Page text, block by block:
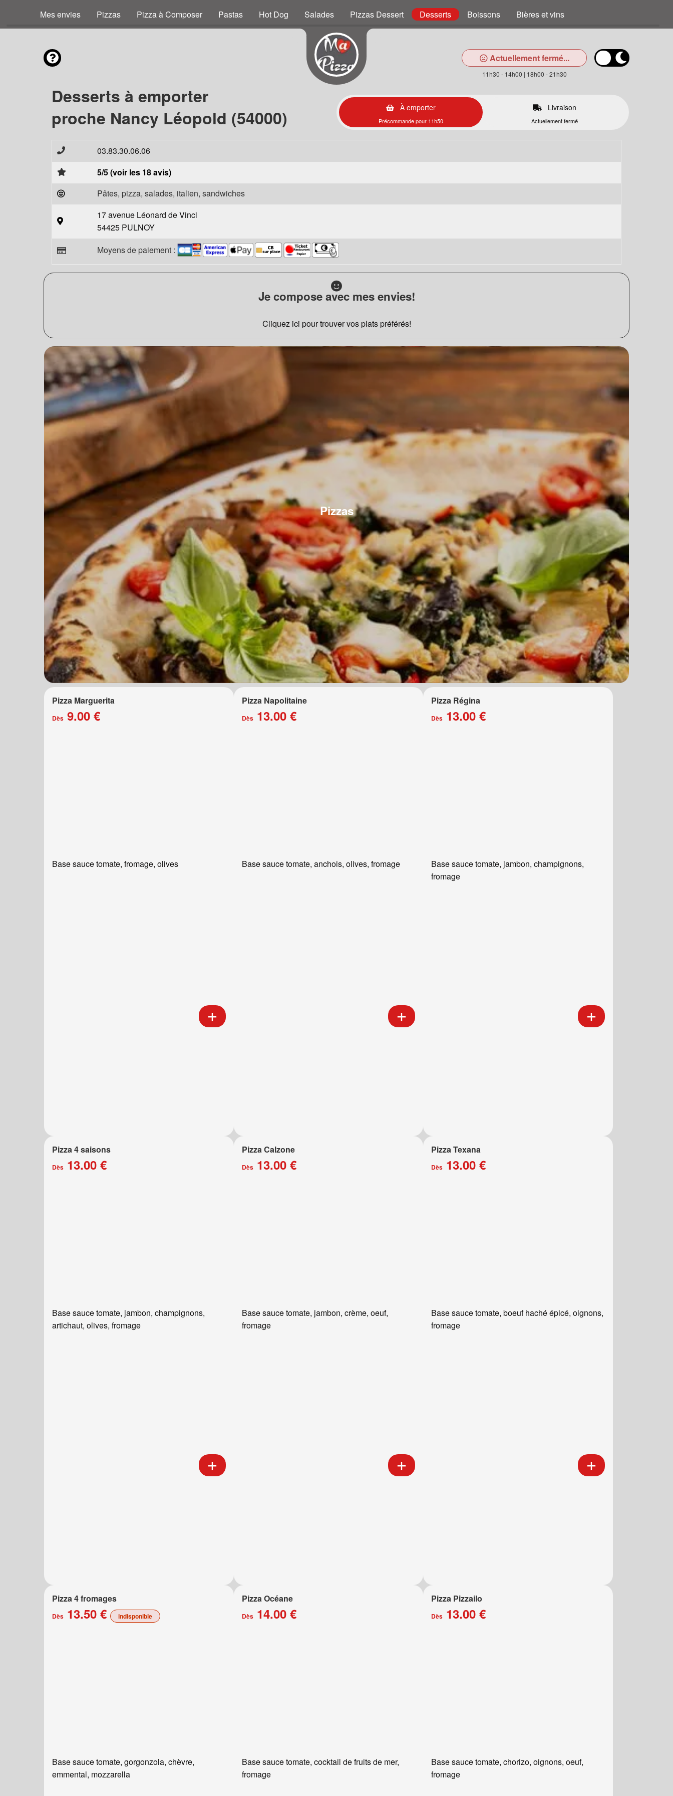
Mes envies Pizzas Pizza à Composer Pastas Hot Dog Salades Pizzas Dessert Desserts Boissons Bières et vins
Actuellement fermé...
11h30 - 14h00 | 18h00 - 21h30
Desserts à emporter
proche Nancy Léopold (54000)
À emporter
Précommande pour 11h50
Livraison
Actuellement fermé
03.83.30.06.06
5/5 (voir les 18 avis)
Pâtes, pizza, salades, italien, sandwiches
17 avenue Léonard de Vinci
54425 PULNOY
Moyens de paiement :
Je compose avec mes envies!
Cliquez ici pour trouver vos plats préférés!
Pizzas
Pizza Marguerita
Dès 9.00 €
Base sauce tomate, fromage, olives
Pizza Napolitaine
Dès13.00 €
Base sauce tomate, anchois, olives, fromage
Pizza Régina
Dès 13.00 €
Base sauce tomate, jambon, champignons,
fromage
Pizza 4 saisons
Dès 13.00 €
Base sauce tomate, jambon, champignons,
artichaut, olives, fromage
Pizza Calzone
Dès13.00 €
Base sauce tomate, jambon, crème, oeuf,
fromage
Pizza Texana
Dès 13.00 €
Base sauce tomate, boeuf haché épicé, oignons,
fromage
Pizza 4 fromages
Dès 13.50 € indisponible
Base sauce tomate, gorgonzola, chèvre,
emmental, mozzarella
Pizza Océane
Dès14.00 €
Base sauce tomate, cocktail de fruits de mer,
fromage
Pizza Pizzailo
Dès 13.00 €
Base sauce tomate, chorizo, oignons, oeuf,
fromage